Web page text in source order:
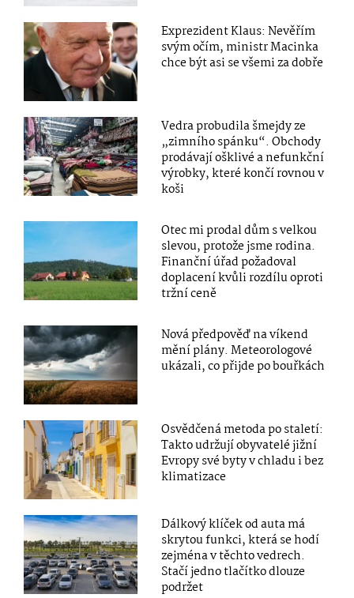
Exprezident Klaus: Nevěřím
svým očím, ministr Macinka
chce být asi se všemi za dobře
Vedra probudila šmejdy ze
„zimního spánku“. Obchody
prodávají ošklivé a nefunkční
výrobky, které končí rovnou v
koši
Otec mi prodal dům s velkou
slevou, protože jsme rodina.
Finanční úřad požadoval
doplacení kvůli rozdílu oproti
tržní ceně
Nová předpověď na víkend
mění plány. Meteorologové
ukázali, co přijde po bouřkách
Osvědčená metoda po staletí:
Takto udržují obyvatelé jižní
Evropy své byty v chladu i bez
klimatizace
Dálkový klíček od auta má
skrytou funkci, která se hodí
zejména v těchto vedrech.
Stačí jedno tlačítko dlouze
podržet